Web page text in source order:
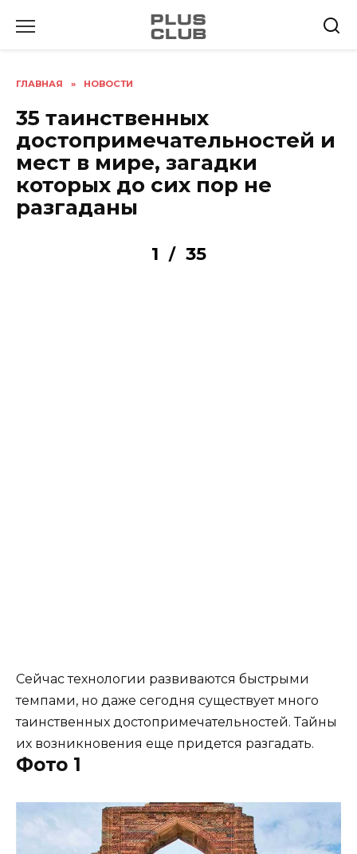
ГЛАВНАЯ » НОВОСТИ
35 таинственных
достопримечательностей и
мест в мире, загадки
которых до сих пор не
разгаданы
1 / 35
Сейчас технологии развиваются быстрыми
темпами, но даже сегодня существует много
таинственных достопримечательностей. Тайны
их возникновения еще придется разгадать.
Фото 1